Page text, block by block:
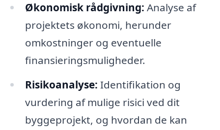
Økonomisk rådgivning: Analyse af
projektets økonomi, herunder
omkostninger og eventuelle
finansieringsmuligheder.
Risikoanalyse: Identifikation og
vurdering af mulige risici ved dit
byggeprojekt, og hvordan de kan